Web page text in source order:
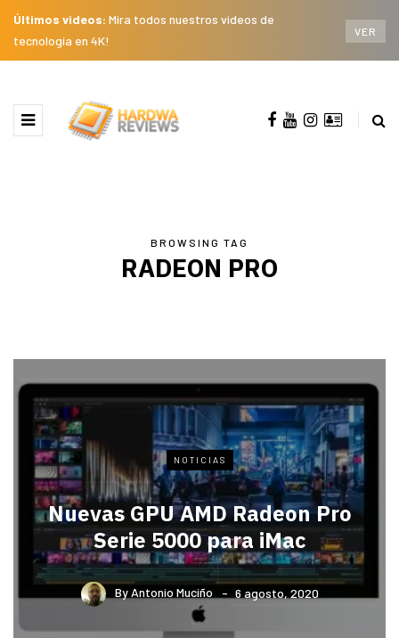
Últimos videos: Mira todos nuestros videos de
tecnología en 4K!
VER
BROWSING TAG
RADEON PRO
NOTICIAS
Nuevas GPU AMD Radeon Pro
Serie 5000 para iMac
By Antonio Muciño 6 agosto, 2020